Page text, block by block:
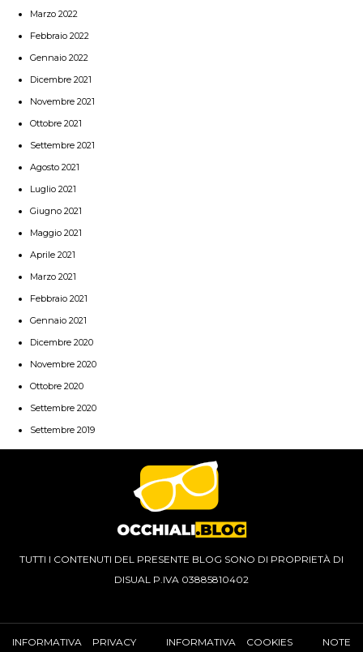
Marzo 2022
Febbraio 2022
Gennaio 2022
Dicembre 2021
Novembre 2021
Ottobre 2021
Settembre 2021
Agosto 2021
Luglio 2021
Giugno 2021
Maggio 2021
Aprile 2021
Marzo 2021
Febbraio 2021
Gennaio 2021
Dicembre 2020
Novembre 2020
Ottobre 2020
Settembre 2020
Settembre 2019
TUTTI I CONTENUTI DEL PRESENTE BLOG SONO DI PROPRIETÀ DI
DISUAL P.IVA 03885810402
INFORMATIVA PRIVACY INFORMATIVA COOKIES NOTE